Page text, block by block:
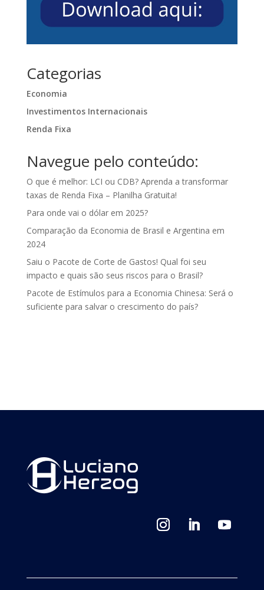
Categorias
Economia
Investimentos Internacionais
Renda Fixa
Navegue pelo conteúdo:
O que é melhor: LCI ou CDB? Aprenda a transformar
taxas de Renda Fixa – Planilha Gratuita!
Para onde vai o dólar em 2025?
Comparação da Economia de Brasil e Argentina em
2024
Saiu o Pacote de Corte de Gastos! Qual foi seu
impacto e quais são seus riscos para o Brasil?
Pacote de Estímulos para a Economia Chinesa: Será o
suficiente para salvar o crescimento do país?